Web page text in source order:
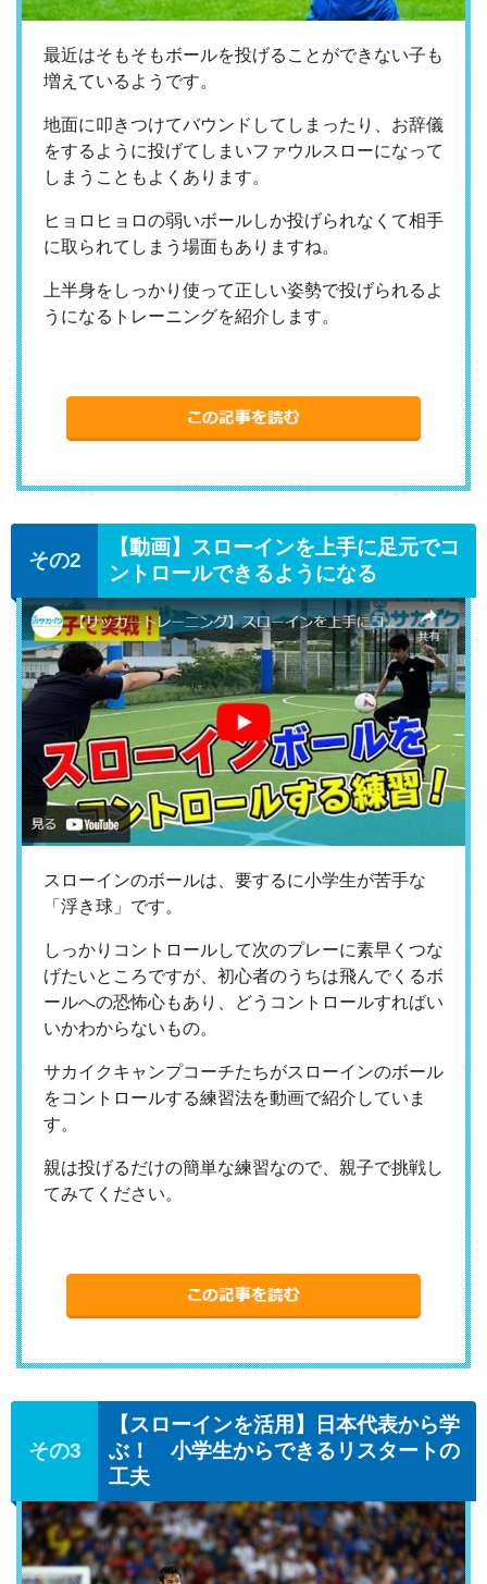
最近はそもそもボールを投げることができない子も
増えているようです。
地面に叩きつけてバウンドしてしまったり、お辞儀
をするように投げてしまいファウルスローになって
しまうこともよくあります。
ヒョロヒョロの弱いボールしか投げられなくて相手
に取られてしまう場面もありますね。
上半身をしっかり使って正しい姿勢で投げられるよ
うになるトレーニングを紹介します。
【動画】スローインを上手に足元でコ
ントロールできるようになる
スローインのボールは、要するに小学生が苦手な
「浮き球」です。
しっかりコントロールして次のプレーに素早くつな
げたいところですが、初心者のうちは飛んでくるボ
ールへの恐怖心もあり、どうコントロールすればい
いかわからないもの。
サカイクキャンプコーチたちがスローインのボール
をコントロールする練習法を動画で紹介していま
す。
親は投げるだけの簡単な練習なので、親子で挑戦し
てみてください。
【スローインを活用】日本代表から学
ぶ！ 小学生からできるリスタートの
工夫